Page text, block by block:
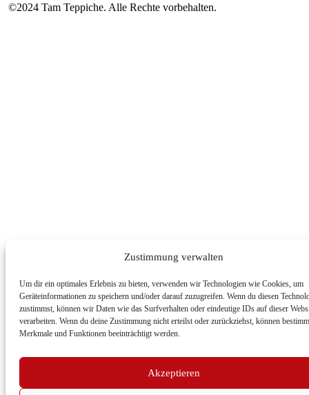
Zustimmung verwalten
Um dir ein optimales Erlebnis zu bieten, verwenden wir Technologien wie Cookies, um
Geräteinformationen zu speichern und/oder darauf zuzugreifen. Wenn du diesen
zustimmst, können wir Daten wie das Surfverhalten oder eindeutige IDs auf dieser
verarbeiten. Wenn du deine Zustimmung nicht erteilst oder zurückziehst, können
Merkmale und Funktionen beeinträchtigt werden.
Akzeptieren
©2024 Tam Teppiche. Alle Rechte vorbehalten.